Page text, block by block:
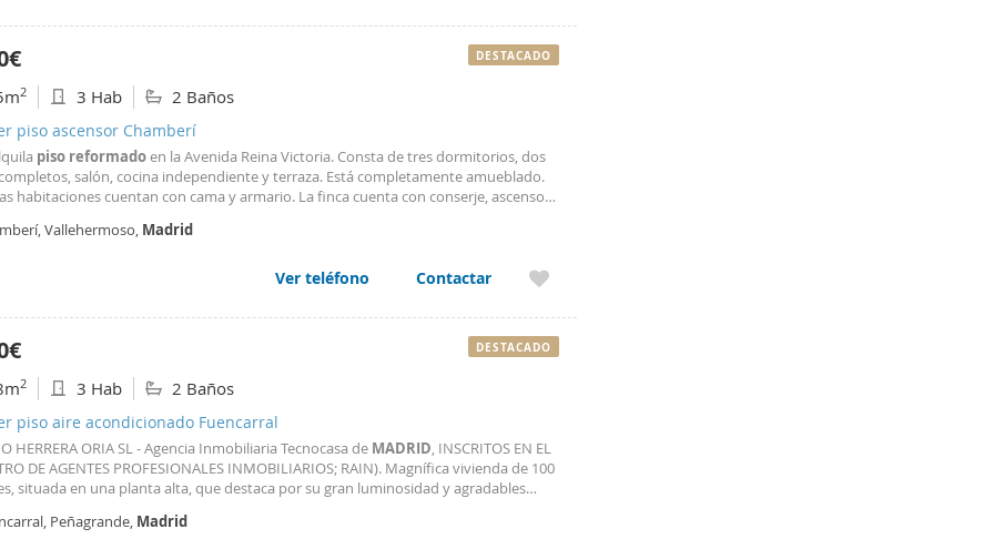
2 3 Hab 2 Baños
piso ascensor Chamberí
piso reformadoen la Avenida Reina Victoria. Consta de tres dormitorios, dos
salón, cocina independiente y terraza. Está completamente amueblado.
habitaciones cuentan con cama y armario. La finca cuenta con conserje, ascensor
como por autobús. Cerca de universidades
Vallehermoso, Madrid
Ver teléfono Contactar
DESTACADO
2 3 Hab 2 Baños
piso aire acondicionado Fuencarral
HERRERA ORIA SL - Agencia Inmobiliaria Tecnocasa de MADRID, INSCRITOS EN EL
DE AGENTES PROFESIONALES INMOBILIARIOS; RAIN). Magnífica vivienda de 100
situada en una planta alta, que destaca por su gran luminosidad y agradables
garaje. Además, se encuentra parcialmente
Peñagrande, Madrid
DESTACADO